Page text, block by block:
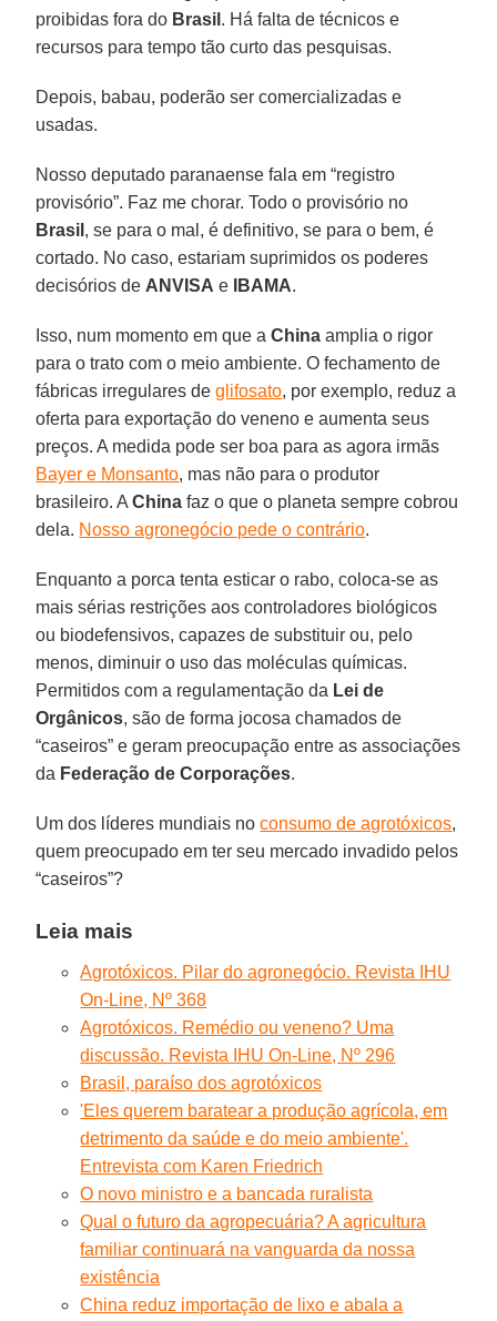
proibidas fora do Brasil . Há falta de técnicos e
recursos para tempo tão curto das pesquisas.
Depois, babau, poderão ser comercializadas e
usadas.
Nosso deputado paranaense fala em “registro
provisório”. Faz me chorar. Todo o provisório no
Brasil , se para o mal, é definitivo, se para o bem, é
cortado. No caso, estariam suprimidos os poderes
decisórios de ANVISA e IBAMA.
Isso, num momento em que aChina amplia o rigor
para o trato com o meio ambiente. O fechamento de
fábricas irregulares deglifosato, por exemplo, reduz a
oferta para exportação do veneno e aumenta seus
preços. A medida pode ser boa para as agora irmãs
Bayer e Monsanto, mas não para o produtor
brasileiro. AChina faz o que o planeta sempre cobrou
dela. Nosso agronegócio pede o contrário.
Enquanto a porca tenta esticar o rabo, coloca-se as
mais sérias restrições aos controladores biológicos
ou biodefensivos, capazes de substituir ou, pelo
menos, diminuir o uso das moléculas químicas.
Permitidos com a regulamentação da Lei de
Orgânicos, são de forma jocosa chamados de
“caseiros” e geram preocupação entre as associações
da Federação de Corporações.
Um dos líderes mundiais noconsumo de agrotóxicos,
quem preocupado em ter seu mercado invadido pelos
“caseiros”?
Leia mais
Agrotóxicos. Pilar do agronegócio. Revista IHU
On-Line, Nº 368
Agrotóxicos. Remédio ou veneno? Uma
discussão. Revista IHU On-Line, Nº 296
Brasil, paraíso dos agrotóxicos
'Eles querem baratear a produção agrícola, em
detrimento da saúde e do meio ambiente'.
Entrevista com Karen Friedrich
O novo ministro e a bancada ruralista
Qual o futuro da agropecuária? A agricultura
familiar continuará na vanguarda da nossa
existência
China reduz importação de lixo e abala a